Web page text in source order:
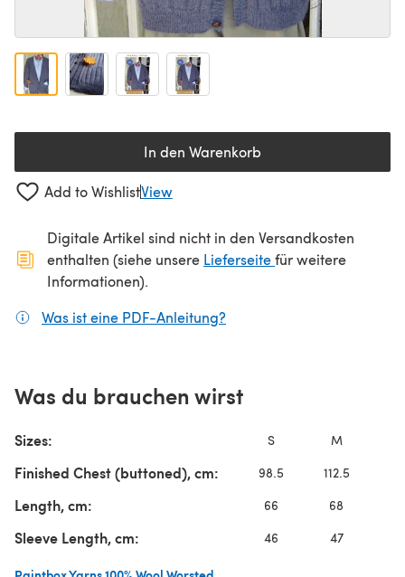
In den Warenkorb
Add to WishlistView
Digitale Artikel sind nicht in den Versandkosten
enthalten (siehe unsere Lieferseite(öffnet sich in
für weitere
Informationen).
Was ist eine PDF-Anleitung?
Was du brauchen wirst
Sizes: S M
Finished Chest (buttoned), cm: 98.5 112.5
Length, cm: 66 68
Sleeve Length, cm: 46 47